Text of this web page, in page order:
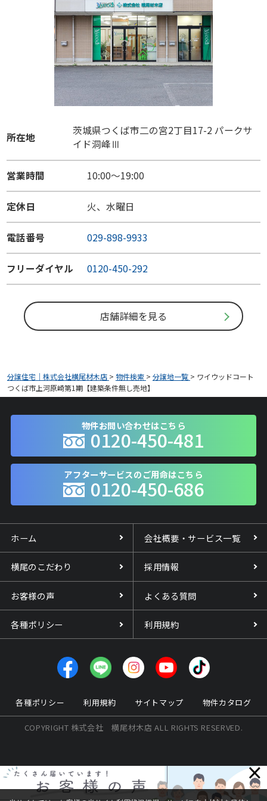
所在地
茨城県つくば市二の宮2丁目17-2 パークサ
イド洞峰Ⅲ
営業時間 10:00～19:00
定休日 火、水曜日
電話番号 029-898-9933
フリーダイヤル 0120-450-292
店舗詳細を見る
分譲住宅｜株式会社横尾材木店 > 物件検索 > 分譲地一覧 > ワイウッドコート
つくば市上河原崎第1期【建築条件無し売地】
物件お問い合わせはこちら
0120-450-481
アフターサービスのご用命はこちら
0120-450-686
ホーム 会社概要・サービス一覧
横尾のこだわり 採用情報
お客様の声 よくある質問
各種ポリシー 利用規約
各種ポリシー 利用規約 サイトマップ 物件カタログ
COPYRIGHT 株式会社 横尾材木店 ALL RIGHTS RESERVED.
×